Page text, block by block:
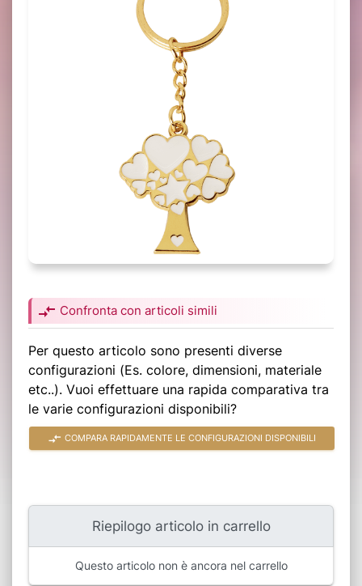
compare_arrows Confronta con articoli simili
Per questo articolo sono presenti diverse
configurazioni (Es. colore, dimensioni, materiale
etc..). Vuoi effettuare una rapida comparativa tra
le varie configurazioni disponibili?
compare_arrows COMPARA RAPIDAMENTE LE CONFIGURAZIONI DISPONIBILI
Riepilogo articolo in carrello
Questo articolo non è ancora nel carrello